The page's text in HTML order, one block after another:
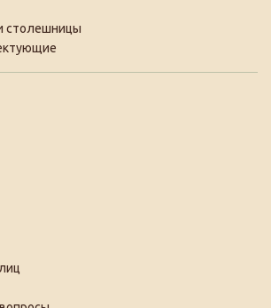
столешницы